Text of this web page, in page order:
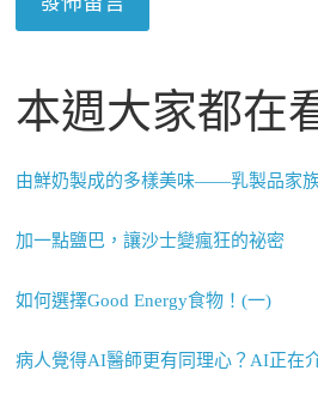
本週大家都在
由鮮奶製成的多樣美味——乳製品家
加一點鹽巴，讓沙士變瘋狂的祕密
如何選擇Good Energy食物！(一)
病人覺得AI醫師更有同理心？AI正在